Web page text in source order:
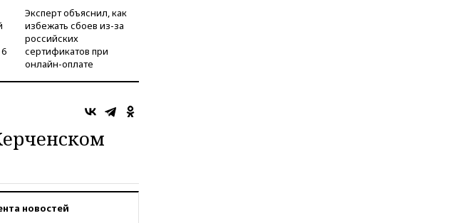
Эксперт объяснил, как
избежать сбоев из-за
российских
сертификатов при
онлайн-оплате
новостей